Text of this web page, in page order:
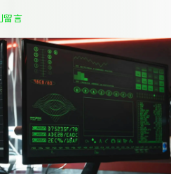
留言